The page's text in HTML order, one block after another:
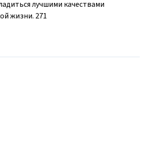
лучшими качествами
жизни. 271